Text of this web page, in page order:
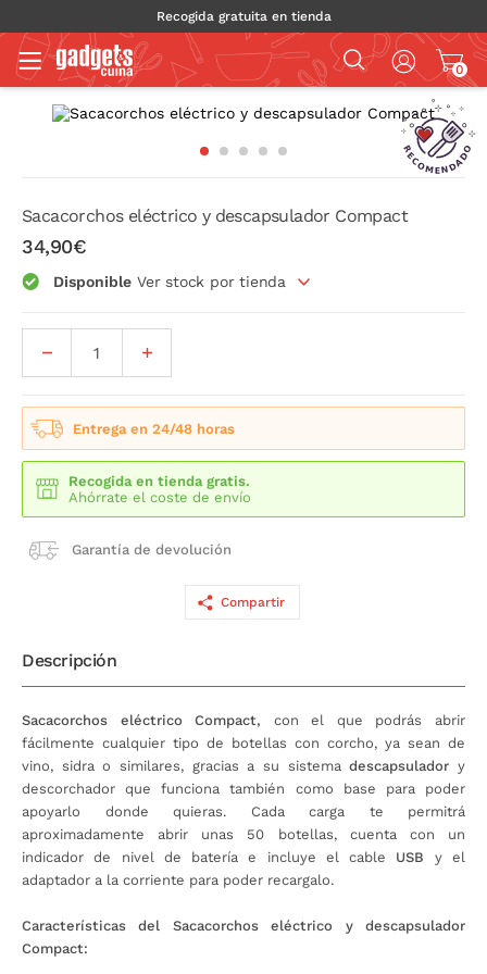
Recogida gratuita en tienda
0
Sacacorchos eléctrico y descapsulador Compact
34,90€
Disponible Ver stock por tienda
Entrega en 24/48 horas
Recogida en tienda gratis.
Ahórrate el coste de envío
Garantía de devolución
Compartir
Descripción
Sacacorchos eléctrico Compact, con el que podrás abrir
fácilmente cualquier tipo de botellas con corcho, ya sean de
vino, sidra o similares, gracias a su sistemadescapsulador y
descorchador que funciona también como base para poder
apoyarlo donde quieras. Cada carga te permitrá
aproximadamente abrir unas 50 botellas, cuenta con un
indicador de nivel de batería e incluye el cable USB y el
adaptador a la corriente para poder recargalo.
Características del Sacacorchos eléctrico y descapsulador
Compact: